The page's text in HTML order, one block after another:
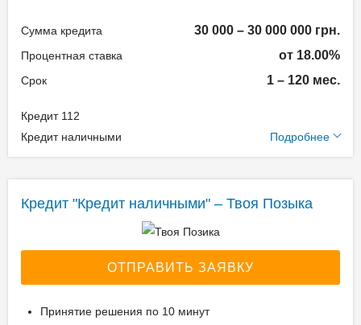
Досрочное без штрафов
Без страхования
подтверждение
доходов
Идентификационный
номер;
Сумма кредита 30 000 – 30 000 000 грн.
Процентная ставка от 18.00%
Срок 1 – 120 мес.
Кредит 112
Кредит наличными
Подробнее
Дополнительные
Услуги нотариуса:
договор ипотеки - 0,1% от
стоимости залога,
договор займа - 1% от
Ежемесячная комиссия:
Кредит "Кредит наличными" – Твоя Позыка
ОТПРАВИТЬ ЗАЯВКУ
Принятие решения по 10 минут